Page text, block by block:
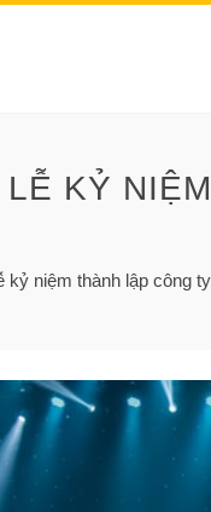
KỶ
kỷ niệm thành lập công